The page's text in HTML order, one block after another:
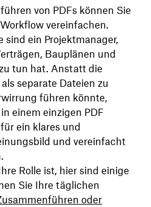
von PDFs können Sie
vereinfachen.
sind ein Projektmanager,
Bauplänen und
tun hat. Anstatt die
separate Dateien zu
führen könnte,
einem einzigen PDF
ein klares und
und vereinfacht
Rolle ist, hier sind einige
Sie Ihre täglichen
oder